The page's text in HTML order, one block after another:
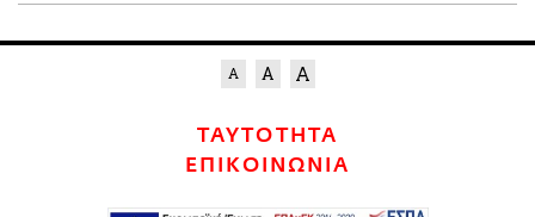
ΤΑΥΤΟΤΗΤΑ
ΕΠΙΚΟΙΝΩΝΙΑ